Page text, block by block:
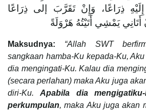
ذِرَاعًا، وَإِنْ تَقَرَّبَ إلى ذِرَاعًا
أَتَانِي يَمْشِي أَتَيْتُهُ هَرْوَلَةً
Maksudnya:
“Allah SWT
sangkaan hamba-Ku kepada-Ku,
dia mengingati-Ku. Kalau dia
(secara perlahan) maka Aku juga
diri-Ku.Apabila dia
perkumpulan, maka Aku juga akan